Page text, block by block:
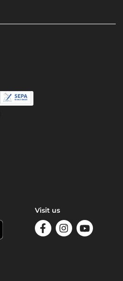
Visit us